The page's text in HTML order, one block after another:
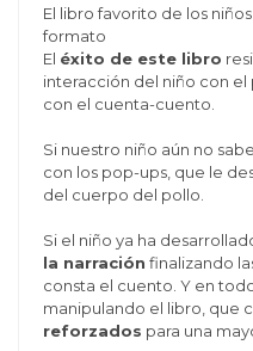
El libro favorito de los
formato
El éxito de este libro
interacción del niño con
con el cuenta-cuento.
Si nuestro niño aún no
con los pop-ups, que le
del cuerpo del pollo.
Si el niño ya ha
la narración finalizando
consta el cuento. Y en
manipulando el libro, que
reforzados para una